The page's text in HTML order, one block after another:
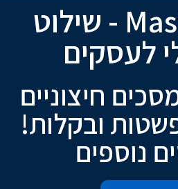
Masterview - שילוט
לעסקים
חיצוניים
ובקלות!
נוספים